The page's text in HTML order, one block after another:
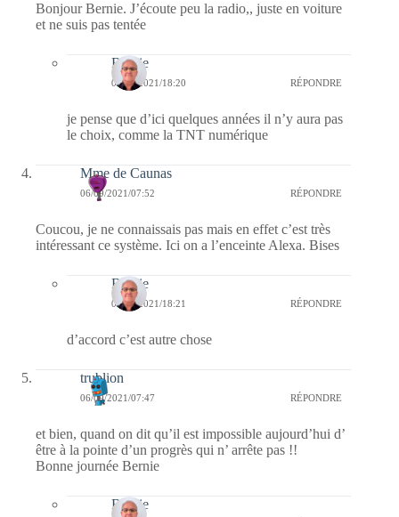
Bonjour Bernie. J’écoute peu la radio,, juste en voiture
et ne suis pas tentée
Bernie
07/09/2021/18:20 RÉPONDRE
je pense que d’ici quelques années il n’y aura pas
le choix, comme la TNT numérique
Mme de Caunas
06/09/2021/07:52 RÉPONDRE
Coucou, je ne connaissais pas mais en effet c’est très
intéressant ce système. Ici on a l’enceinte Alexa. Bises
Bernie
07/09/2021/18:21 RÉPONDRE
d’accord c’est autre chose
trublion
06/09/2021/07:47 RÉPONDRE
et bien, quand on dit qu’il est impossible aujourd’hui d’
être à la pointe d’un progrès qui n’ arrête pas !!
Bonne journée Bernie
Bernie